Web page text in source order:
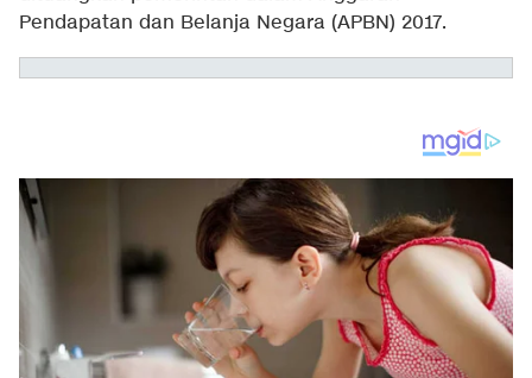
Pendapatan dan Belanja Negara (APBN) 2017.